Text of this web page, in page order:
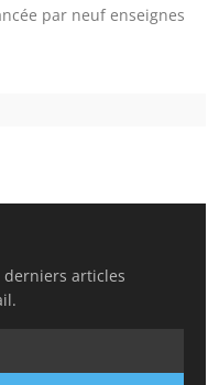
par neuf enseignes
derniers articles